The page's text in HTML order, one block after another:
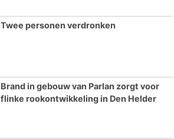
Twee personen verdronken
Brand in gebouw van Parlan zorgt voor
flinke rookontwikkeling in Den Helder